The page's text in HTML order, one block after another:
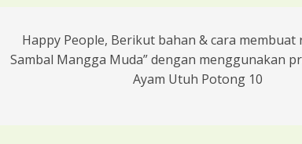
Happy People, Berikut bahan & cara membuat
Sambal Mangga Muda” dengan menggunakan
Ayam Utuh Potong 10